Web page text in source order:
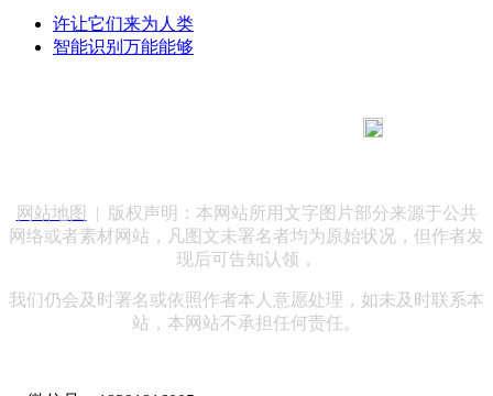
许让它们来为人类
智能识别万能能够
网站地图
| 版权声明：本网站所用文字图片部分来源于公共
网络或者素材网站，凡图文未署名者均为原始状况，但作者发
现后可告知认领，
我们仍会及时署名或依照作者本人意愿处理，如未及时联系本
站，本网站不承担任何责任。